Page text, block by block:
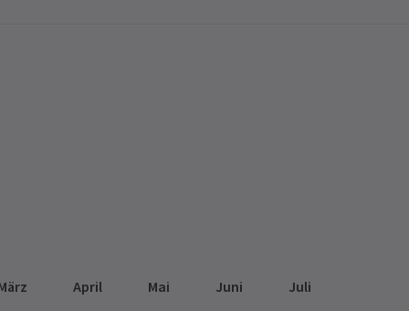
April Mai Juni Juli